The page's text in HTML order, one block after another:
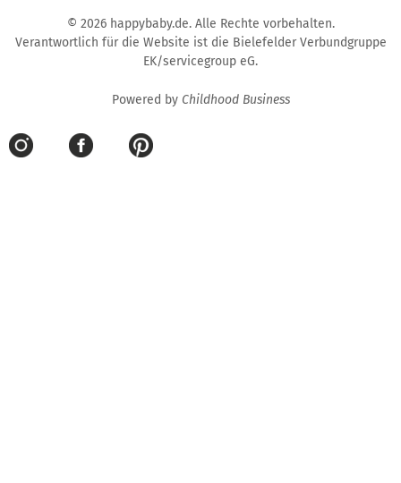
© 2026 happybaby.de. Alle Rechte vorbehalten.
Verantwortlich für die Website ist die Bielefelder Verbundgruppe
EK/servicegroup eG.
Powered by Childhood Business